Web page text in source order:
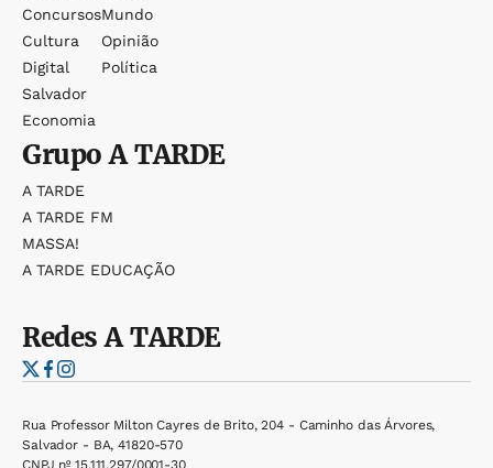
Concursos
Cultura
Digital
Salvador
Economia
Mundo
Opinião
Política
GrupoA TARDE
A TARDE
A TARDE FM
MASSA!
A TARDE EDUCAÇÃO
RedesA TARDE
Rua Professor Milton Cayres de Brito, 204 - Caminho das Árvores,
Salvador - BA, 41820-570
CNPJ nº 15.111.297/0001-30